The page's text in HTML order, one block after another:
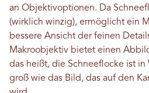
an Objektivoptionen. Da
(wirklich winzig), ermöglicht ein
bessere Ansicht der feinen
Makroobjektiv bietet einen
das heißt, die Schneeflocke ist
groß wie das Bild, das auf den